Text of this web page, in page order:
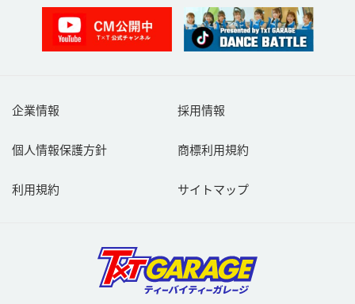
企業情報 採用情報
個人情報保護方針 商標利用規約
利用規約 サイトマップ